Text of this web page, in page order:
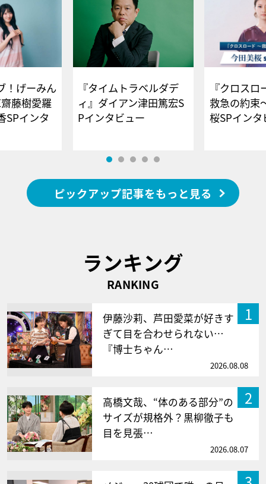
！げーみん
藤樹愛羅
SPインタ
『タイムトラベルダデ
ィ』ダイアン津田篤宏S
Pインタビュー
『クロス
救急の約束
桜SPイ
ピックアップ記事をもっと見る
ランキング
RANKING
1
伊藤沙莉、芦田愛菜が好きす
ぎて目を合わせられない…
『博士ちゃん…
2026.08.08
2
高橋文哉、“体のある部分”の
サイズが規格外？黒柳徹子も
目を見張…
2026.08.07